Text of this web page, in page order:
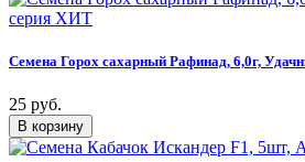
Семена Горох сахарный Рафинад, 6,0г,
25 руб.